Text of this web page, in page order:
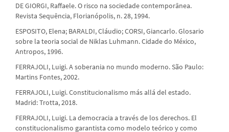
DE GIORGI, Raffaele. O risco na sociedade contemporânea.
Revista Sequência, Florianópolis, n. 28, 1994.
ESPOSITO, Elena; BARALDI, Cláudio; CORSI, Giancarlo. Glosario
sobre la teoria social de Niklas Luhmann. Cidade do México,
Antropos, 1996.
FERRAJOLI, Luigi. A soberania no mundo moderno. São Paulo:
Martins Fontes, 2002.
FERRAJOLI, Luigi. Constitucionalismo más allá del estado.
Madrid: Trotta, 2018.
FERRAJOLI, Luigi. La democracia a través de los derechos. El
constitucionalismo garantista como modelo teórico y como